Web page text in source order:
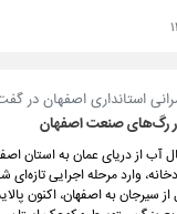
استانداری اصفهان در
رگ‌های صنعت اصفهان
آب از دریای عمان به استان
وارد مرحله اجرایی تازه‌ای
سیرجان به اصفهان، اکنون